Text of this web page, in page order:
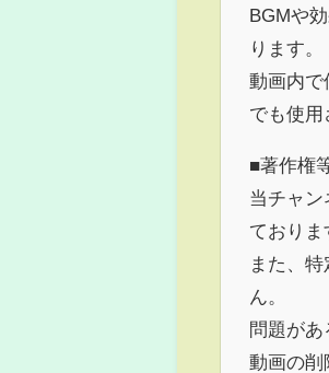
BGMや
ります。
動画内で
でも使用
■著作権
当チャン
ておりま
また、
ん。
問題があ
動画の削